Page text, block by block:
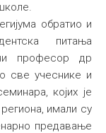
обратио и
питања
професор др
све учеснике и
којих је
имали су
предавање